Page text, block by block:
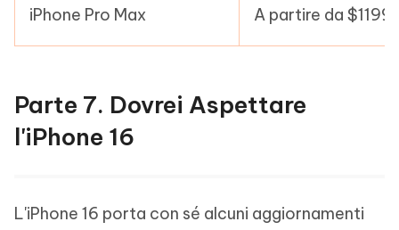
iPhone Pro Max A partire da $1199
Parte 7. Dovrei Aspettare
l'iPhone 16
L'iPhone 16 porta con sé alcuni aggiornamenti